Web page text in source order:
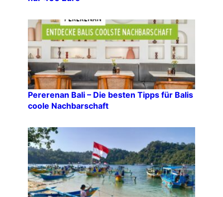
Pererenan Bali – Die besten Tipps für Balis
coole Nachbarschaft